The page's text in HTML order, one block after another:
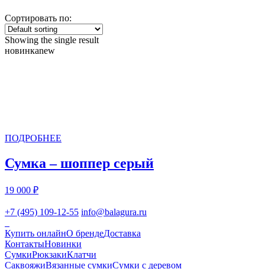
Сортировать по:
Showing the single result
новинкаnew
ПОДРОБНЕЕ
Сумка – шоппер серый
19 000 ₽
+7 (495) 109-12-55 info@balagura.ru
Купить онлайнО брендеДоставка
КонтактыНовинки
СумкиРюкзакиКлатчи
СаквояжиВязанные сумкиСумки с деревом